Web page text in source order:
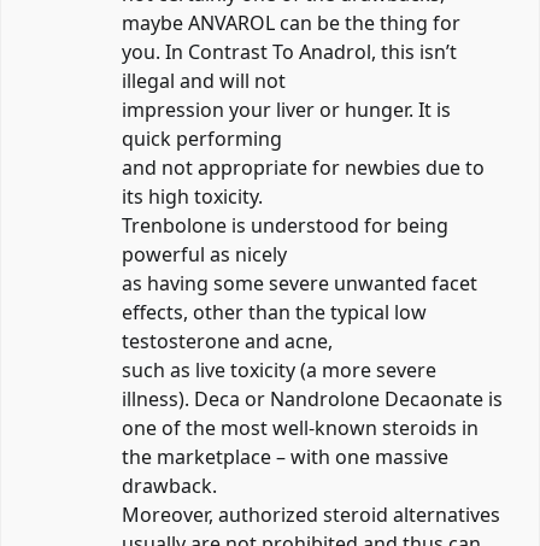
maybe ANVAROL can be the thing for
you. In Contrast To Anadrol, this isn’t
illegal and will not
impression your liver or hunger. It is
quick performing
and not appropriate for newbies due to
its high toxicity.
Trenbolone is understood for being
powerful as nicely
as having some severe unwanted facet
effects, other than the typical low
testosterone and acne,
such as live toxicity (a more severe
illness). Deca or Nandrolone Decaonate is
one of the most well-known steroids in
the marketplace – with one massive
drawback.
Moreover, authorized steroid alternatives